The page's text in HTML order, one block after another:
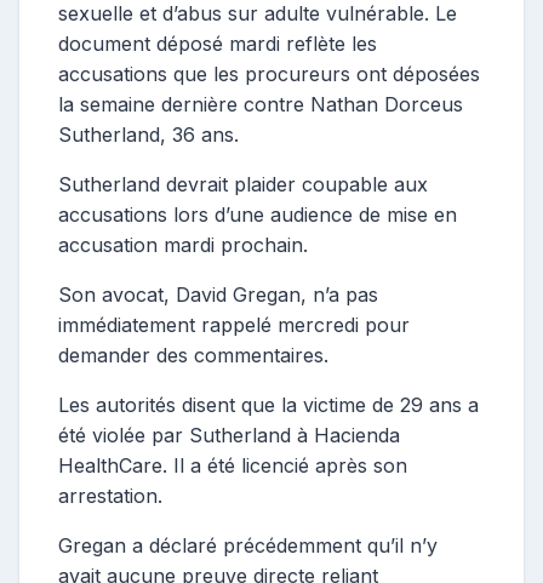
sexuelle et d’abus sur adulte vulnérable. Le
document déposé mardi reflète les
accusations que les procureurs ont déposées
la semaine dernière contre Nathan Dorceus
Sutherland, 36 ans.
Sutherland devrait plaider coupable aux
accusations lors d’une audience de mise en
accusation mardi prochain.
Son avocat, David Gregan, n’a pas
immédiatement rappelé mercredi pour
demander des commentaires.
Les autorités disent que la victime de 29 ans a
été violée par Sutherland à Hacienda
HealthCare. Il a été licencié après son
arrestation.
Gregan a déclaré précédemment qu’il n’y
avait aucune preuve directe reliant